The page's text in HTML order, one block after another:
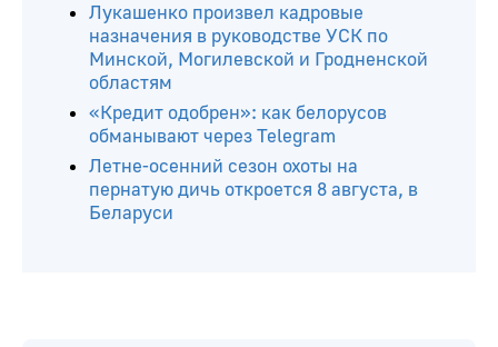
Лукашенко произвел кадровые
назначения в руководстве УСК по
Минской, Могилевской и Гродненской
областям
«Кредит одобрен»: как белорусов
обманывают через Telegram
Летне-осенний сезон охоты на
пернатую дичь откроется 8 августа, в
Беларуси